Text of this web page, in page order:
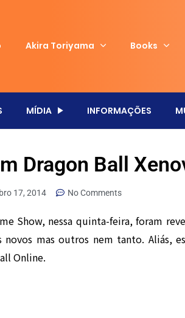
Akira Toriyama Books
MÍDIA INFORMAÇÕES
Dragon Ball
17, 2014 No Comments
Show, nessa quinta-feira, foram
mas outros nem tanto. Aliás,
Online.